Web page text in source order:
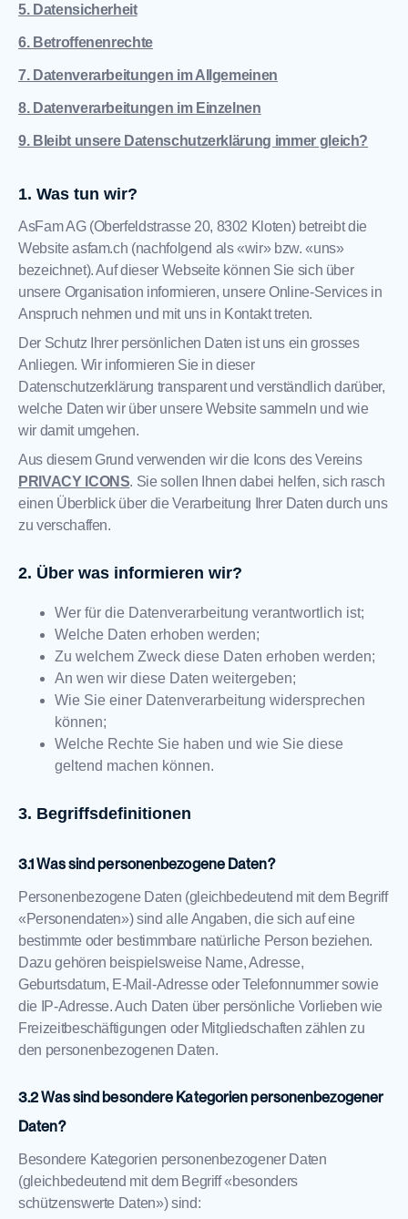
5. Datensicherheit
6. Betroffenenrechte
7. Datenverarbeitungen im Allgemeinen
8. Datenverarbeitungen im Einzelnen
9. Bleibt unsere Datenschutzerklärung immer gleich?
Was tun wir?
AsFam AG(Oberfeldstrasse 20, 8302 Kloten) betreibt die
Websiteasfam.ch (nachfolgend als «wir» bzw. «uns»
bezeichnet). Auf dieser Webseite können Sie sich über
unsere Organisation informieren, unsere Online-Services in
Anspruch nehmen und mit uns in Kontakt treten.
Der Schutz Ihrer persönlichen Daten ist uns ein grosses
Anliegen. Wir informieren Sie in dieser
Datenschutzerklärung transparent und verständlich darüber,
welche Daten wir über unsere Website sammeln und wie
wir damit umgehen.
Aus diesem Grund verwenden wir die Icons des Vereins
PRIVACY ICONS. Sie sollen Ihnen dabei helfen, sich rasch
einen Überblick über die Verarbeitung Ihrer Daten durch uns
zu verschaffen.
Über was informieren wir?
Wer für die Datenverarbeitung verantwortlich ist;
Welche Daten erhoben werden;
Zu welchem Zweck diese Daten erhoben werden;
An wen wir diese Daten weitergeben;
Wie Sie einer Datenverarbeitung widersprechen
können;
Welche Rechte Sie haben und wie Sie diese
geltend machen können.
Begriffsdefinitionen
Was sind personenbezogene Daten?
Personenbezogene Daten (gleichbedeutend mit dem Begriff
«Personendaten») sind alle Angaben, die sich auf eine
bestimmte oder bestimmbare natürliche Person beziehen.
Dazu gehören beispielsweise Name, Adresse,
Geburtsdatum, E-Mail-Adresse oder Telefonnummer sowie
die IP-Adresse. Auch Daten über persönliche Vorlieben wie
Freizeitbeschäftigungen oder Mitgliedschaften zählen zu
den personenbezogenen Daten.
Was sind besondere Kategorien personenbezogener
Daten?
Besondere Kategorien personenbezogener Daten
(gleichbedeutend mit dem Begriff «besonders
schützenswerte Daten») sind: